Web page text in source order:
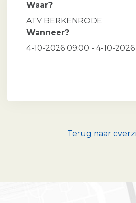
Waar?
ATV BERKENRODE
Wanneer?
4-10-2026 09:00 - 4-10-2026
Terug naar